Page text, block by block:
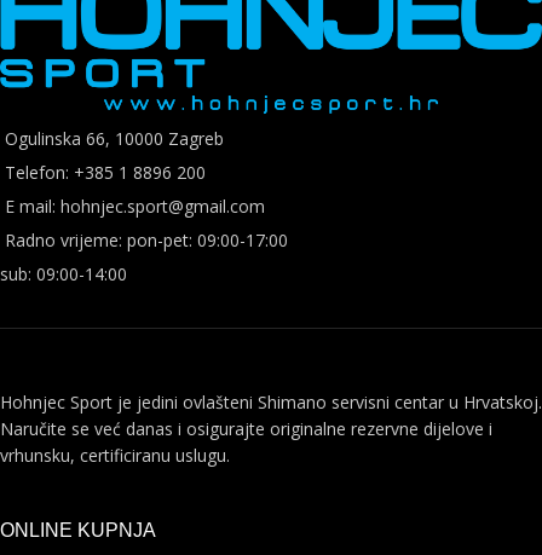
Ogulinska 66, 10000 Zagreb
Telefon: +385 1 8896 200
E mail: hohnjec.sport@gmail.com
Radno vrijeme: pon-pet: 09:00-17:00
sub: 09:00-14:00
Hohnjec Sport je jedini ovlašteni Shimano servisni centar u Hrvatskoj.
Naručite se već danas i osigurajte originalne rezervne dijelove i
vrhunsku, certificiranu uslugu.
ONLINE KUPNJA